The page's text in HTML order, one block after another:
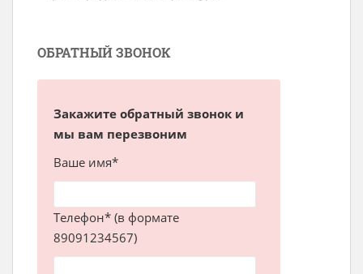
ОБРАТНЫЙ ЗВОНОК
Закажите обратный звонок и
мы вам перезвоним
Ваше имя*
Телефон* (в формате
89091234567)